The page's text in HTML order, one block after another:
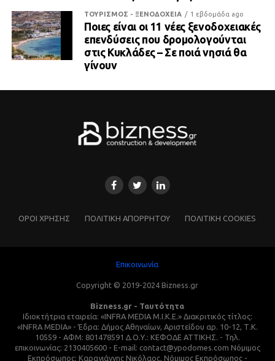
ΤΟΥΡΙΣΜΟΣ - ΞΕΝΟΔΟΧΕΙΑ 1 εβδομάδα ago
Ποιες είναι οι 11 νέες ξενοδοχειακές
επενδύσεις που δρομολογούνται
στις Κυκλάδες – Σε ποιά νησιά θα
γίνουν
ΌΡΟΙ ΧΡΗΣΗΣ ΠΟΛΙΤΙΚΗ ΑΠΟΡΡΗΤΟΥ ΠΟΛΙΤΙΚΗ COOKIES
Επικοινωνία
Copyright © 2019-2024 Bizness.gr
Bizness.gr - Ταυτότητα
Ιδιοκτήτρια εταιρεία: «INFRA MEDIA M.I.K.E.» Διακριτικός τίτλος:
«INFRA MEDIA» - Έδρα: Δήμος Αθηναίων, Αριστείδου αρ. 10-12, Τ.Κ.
10559 - ΑΦΜ: 801478591 Δ.Ο.Υ.: ΚΕΦΟΔΕ ΑΤΤΙΚΗΣ. - Τηλ.
επικοινωνίας: 2130405600 - E-mail: contact@ypodomes.com Νόμιμος
Εκπρόσωπος: Καραγιάννης Νικόλαος, Νόμιμος Εκπρόσωπος -